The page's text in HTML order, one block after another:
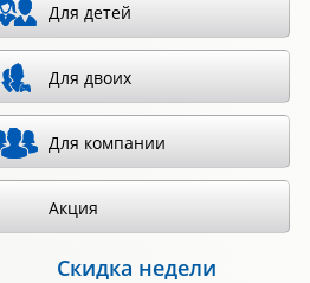
Для детей
Для двоих
Для компании
Акция
Скидка недели